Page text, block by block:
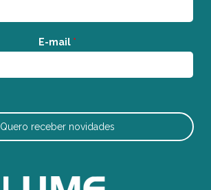
E-mail *
Quero receber novidades